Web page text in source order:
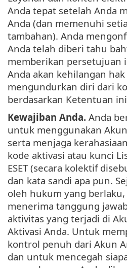
Anda tepat setelah Anda
Anda (dan memenuhi
tambahan). Anda
Anda telah diberi tahu
memberikan persetujuan
Anda akan kehilangan
mengundurkan diri dari
berdasarkan Ketentuan
Kewajiban Anda. Anda
untuk menggunakan
serta menjaga
kode aktivasi atau kunci
ESET (secara kolektif
dan kata sandi apa pun.
oleh hukum yang
menerima tanggung
aktivitas yang terjadi di
Aktivasi Anda. Untuk
kontrol penuh dari Akun
dan untuk mencegah